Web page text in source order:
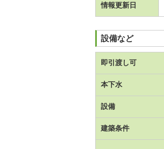
情報更新日
設備など
即引渡し可
本下水
設備
建築条件